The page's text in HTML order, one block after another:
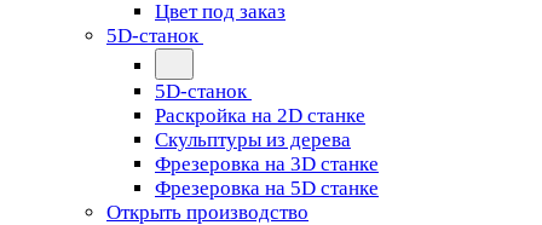
Цвет под заказ
5D-станок
5D-станок
Раскройка на 2D станке
Скульптуры из дерева
Фрезеровка на 3D станке
Фрезеровка на 5D станке
Открыть производство